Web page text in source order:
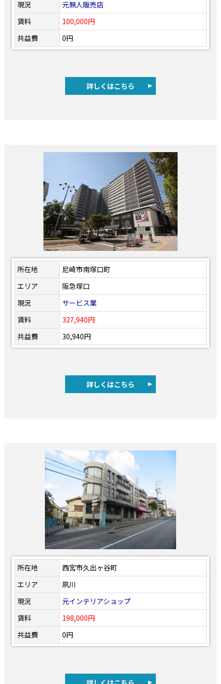
現況
元無人販売店
賃料
100,000円
共益費
0円
詳しくはこちら
所在地
尼崎市南塚口町
エリア
阪急塚口
現況
サービス業
賃料
327,940円
共益費
30,940円
詳しくはこちら
所在地
西宮市久出ヶ谷町
エリア
夙川
現況
元インテリアショップ
賃料
198,000円
共益費
0円